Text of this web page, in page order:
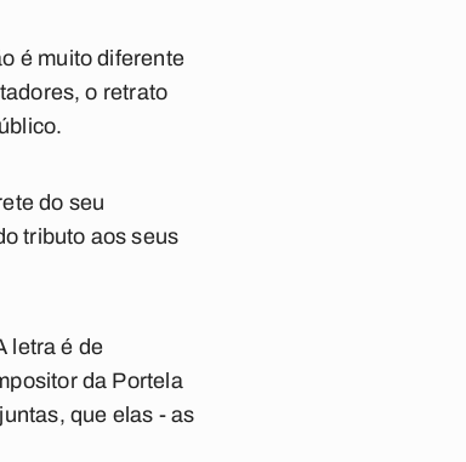
é muito diferente
o retrato
do seu
tributo aos seus
letra é de
da Portela
que elas - as